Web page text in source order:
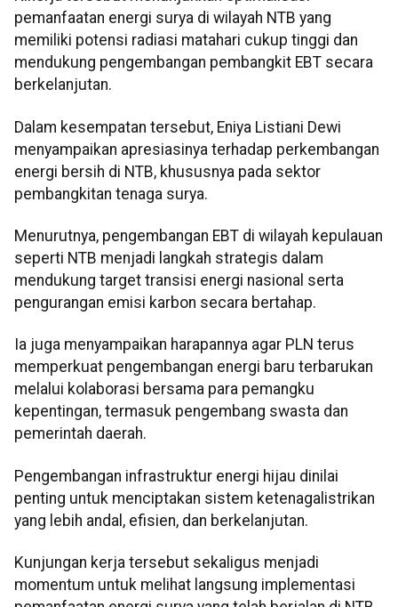
pemanfaatan energi surya di wilayah NTB yang
memiliki potensi radiasi matahari cukup tinggi dan
mendukung pengembangan pembangkit EBT secara
berkelanjutan.
Dalam kesempatan tersebut, Eniya Listiani Dewi
menyampaikan apresiasinya terhadap perkembangan
energi bersih di NTB, khususnya pada sektor
pembangkitan tenaga surya.
Menurutnya, pengembangan EBT di wilayah kepulauan
seperti NTB menjadi langkah strategis dalam
mendukung target transisi energi nasional serta
pengurangan emisi karbon secara bertahap.
Ia juga menyampaikan harapannya agar PLN terus
memperkuat pengembangan energi baru terbarukan
melalui kolaborasi bersama para pemangku
kepentingan, termasuk pengembang swasta dan
pemerintah daerah.
Pengembangan infrastruktur energi hijau dinilai
penting untuk menciptakan sistem ketenagalistrikan
yang lebih andal, efisien, dan berkelanjutan.
Kunjungan kerja tersebut sekaligus menjadi
momentum untuk melihat langsung implementasi